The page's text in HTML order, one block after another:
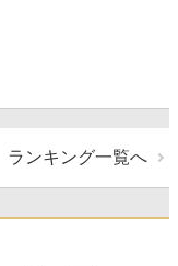
ランキング一覧へ